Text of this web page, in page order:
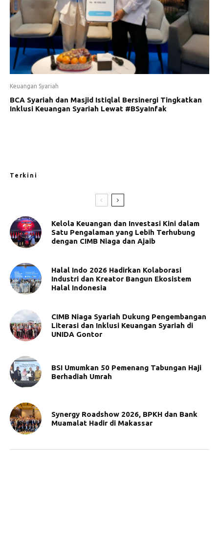
Keuangan Syariah
BCA Syariah dan Masjid Istiqlal Bersinergi Tingkatkan
Inklusi Keuangan Syariah Lewat #BSyaInfak
Terkini
Kelola Keuangan dan Investasi Kini dalam
Satu Pengalaman yang Lebih Terhubung
dengan CIMB Niaga dan Ajaib
Halal Indo 2026 Hadirkan Kolaborasi
Industri dan Kreator Bangun Ekosistem
Halal Indonesia
CIMB Niaga Syariah Dukung Pengembangan
Literasi dan Inklusi Keuangan Syariah di
UNIDA Gontor
BSI Umumkan 50 Pemenang Tabungan Haji
Berhadiah Umrah
Synergy Roadshow 2026, BPKH dan Bank
Muamalat Hadir di Makassar